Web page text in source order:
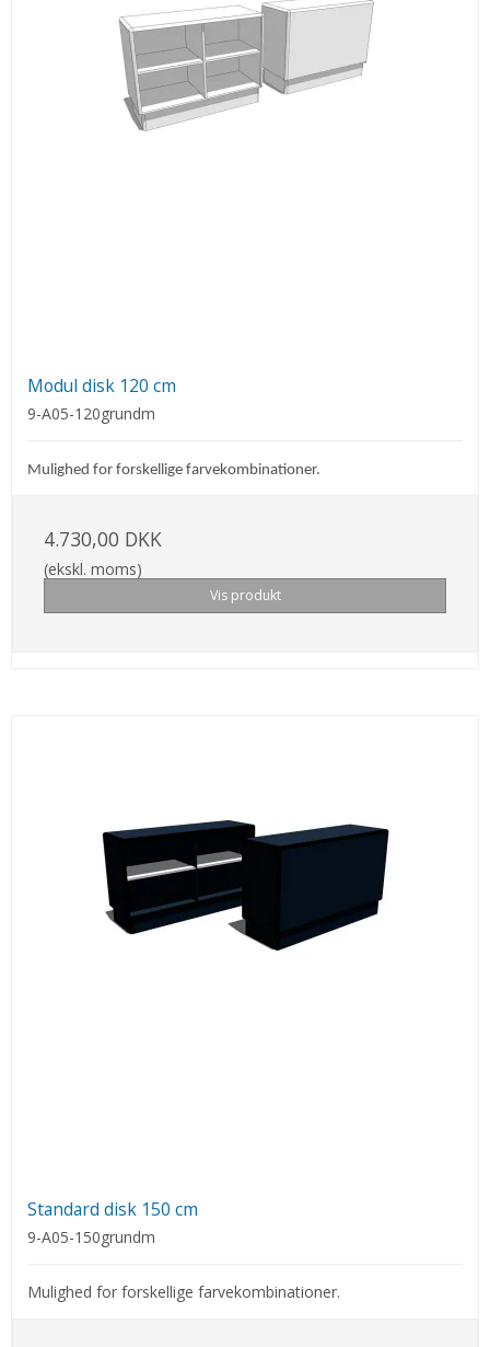
Modul disk 120 cm
9-A05-120grundm
Mulighed for forskellige farvekombinationer.
4.730,00 DKK
(ekskl. moms)
Vis produkt
Standard disk 150 cm
9-A05-150grundm
Mulighed for forskellige farvekombinationer.